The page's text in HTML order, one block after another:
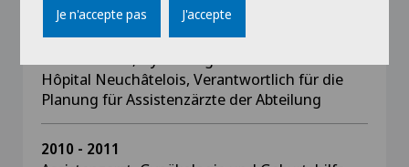
2011 - 2013
Hôpital Neuchâtelois, Verantwortlich für die
Planung für Assistenzärzte der Abteilung
2010 - 2011
Je n'accepte pas J'accepte